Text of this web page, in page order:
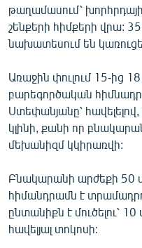
թաղամասում՝
շենքերի հիմքերի վրա:
նախատեսում են
Առաջին փուլում 15-ից
բարեգործական
Ստեփանյանը՝
կլինի, քանի որ
մեխանիզմ կկիրառվի:
Բնակարանի արժեքի 50
հիմանդրամն է
ընտանիքն է մուծելու՝
հավելյալ տոկոսի: